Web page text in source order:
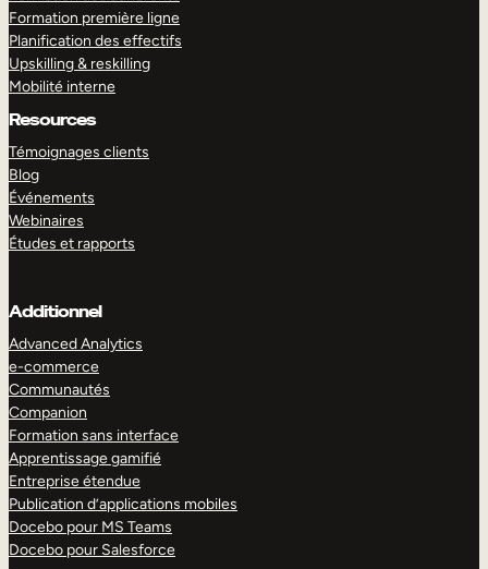
Formation première ligne
Planification des effectifs
Upskilling & reskilling
Mobilité interne
Resources
Témoignages clients
Blog
Événements
Webinaires
Études et rapports
Additionnel
Advanced Analytics
e-commerce
Communautés
Companion
Formation sans interface
Apprentissage gamifié
Entreprise étendue
Publication d’applications mobiles
Docebo pour MS Teams
Docebo pour Salesforce